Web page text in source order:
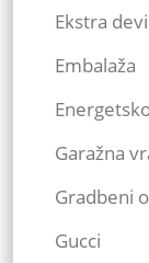
Ekstra
Embalaža
Garažna
Gradbeni
Gucci